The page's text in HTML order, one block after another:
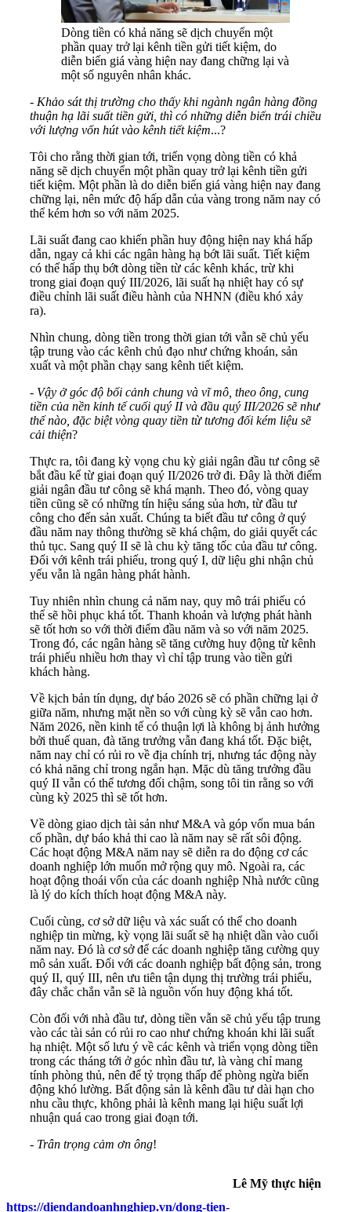
Dòng tiền có khả năng sẽ dịch chuyển một
phần quay trở lại kênh tiền gửi tiết kiệm, do
diễn biến giá vàng hiện nay đang chững lại và
một số nguyên nhân khác.
- Khảo sát thị trường cho thấy khi ngành ngân hàng đồng
thuận hạ lãi suất tiền gửi, thì có những diễn biến trái chiều
với lượng vốn hút vào kênh tiết kiệm...?
Tôi cho rằng thời gian tới, triển vọng dòng tiền có khả
năng sẽ dịch chuyển một phần quay trở lại kênh tiền gửi
tiết kiệm. Một phần là do diễn biến giá vàng hiện nay đang
chững lại, nên mức độ hấp dẫn của vàng trong năm nay có
thể kém hơn so với năm 2025.
Lãi suất đang cao khiến phần huy động hiện nay khá hấp
dẫn, ngay cả khi các ngân hàng hạ bớt lãi suất. Tiết kiệm
có thể hấp thụ bớt dòng tiền từ các kênh khác, trừ khi
trong giai đoạn quý III/2026, lãi suất hạ nhiệt hay có sự
điều chỉnh lãi suất điều hành của NHNN (điều khó xảy
ra).
Nhìn chung, dòng tiền trong thời gian tới vẫn sẽ chủ yếu
tập trung vào các kênh chủ đạo như chứng khoán, sản
xuất và một phần chạy sang kênh tiết kiệm.
- Vậy ở góc độ bối cảnh chung và vĩ mô, theo ông, cung
tiền của nền kinh tế cuối quý II và đầu quý III/2026 sẽ như
thế nào, đặc biệt vòng quay tiền từ tương đối kém liệu sẽ
cải thiện?
Thực ra, tôi đang kỳ vọng chu kỳ giải ngân đầu tư công sẽ
bắt đầu kể từ giai đoạn quý II/2026 trở đi. Đây là thời điểm
giải ngân đầu tư công sẽ khá mạnh. Theo đó, vòng quay
tiền cũng sẽ có những tín hiệu sáng sủa hơn, từ đầu tư
công cho đến sản xuất. Chúng ta biết đầu tư công ở quý
đầu năm nay thông thường sẽ khá chậm, do giải quyết các
thủ tục. Sang quý II sẽ là chu kỳ tăng tốc của đầu tư công.
Đối với kênh trái phiếu, trong quý I, dữ liệu ghi nhận chủ
yếu vẫn là ngân hàng phát hành.
Tuy nhiên nhìn chung cả năm nay, quy mô trái phiếu có
thể sẽ hồi phục khá tốt. Thanh khoản và lượng phát hành
sẽ tốt hơn so với thời điểm đầu năm và so với năm 2025.
Trong đó, các ngân hàng sẽ tăng cường huy động từ kênh
trái phiếu nhiều hơn thay vì chỉ tập trung vào tiền gửi
khách hàng.
Về kịch bản tín dụng, dự báo 2026 sẽ có phần chững lại ở
giữa năm, nhưng mặt nền so với cùng kỳ sẽ vẫn cao hơn.
Năm 2026, nền kinh tế có thuận lợi là không bị ảnh hưởng
bởi thuế quan, đà tăng trưởng vẫn đang khá tốt. Đặc biệt,
năm nay chỉ có rủi ro về địa chính trị, nhưng tác động này
có khả năng chỉ trong ngắn hạn. Mặc dù tăng trưởng đầu
quý II vẫn có thể tương đối chậm, song tôi tin rằng so với
cùng kỳ 2025 thì sẽ tốt hơn.
Về dòng giao dịch tài sản như M&A và góp vốn mua bán
cổ phần, dự báo khả thi cao là năm nay sẽ rất sôi động.
Các hoạt động M&A năm nay sẽ diễn ra do động cơ các
doanh nghiệp lớn muốn mở rộng quy mô. Ngoài ra, các
hoạt động thoái vốn của các doanh nghiệp Nhà nước cũng
là lý do kích thích hoạt động M&A này.
Cuối cùng, cơ sở dữ liệu và xác suất có thể cho doanh
nghiệp tin mừng, kỳ vọng lãi suất sẽ hạ nhiệt dần vào cuối
năm nay. Đó là cơ sở để các doanh nghiệp tăng cường quy
mô sản xuất. Đối với các doanh nghiệp bất động sản, trong
quý II, quý III, nên ưu tiên tận dụng thị trường trái phiếu,
đây chắc chắn vẫn sẽ là nguồn vốn huy động khá tốt.
Còn đối với nhà đầu tư, dòng tiền vẫn sẽ chủ yếu tập trung
vào các tài sản có rủi ro cao như chứng khoán khi lãi suất
hạ nhiệt. Một số lưu ý về các kênh và triển vọng dòng tiền
trong các tháng tới ở góc nhìn đầu tư, là vàng chỉ mang
tính phòng thủ, nên để tỷ trọng thấp để phòng ngừa biến
động khó lường. Bất động sản là kênh đầu tư dài hạn cho
nhu cầu thực, không phải là kênh mang lại hiệu suất lợi
nhuận quá cao trong giai đoạn tới.
- Trân trọng cảm ơn ông!
Lê Mỹ thực hiện
https://diendandoanhnghiep.vn/dong-tien-